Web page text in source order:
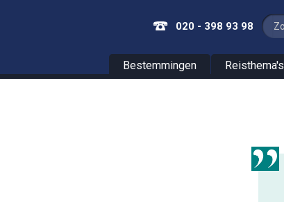
020 - 398 93 98
Bestemmingen Reisthema's